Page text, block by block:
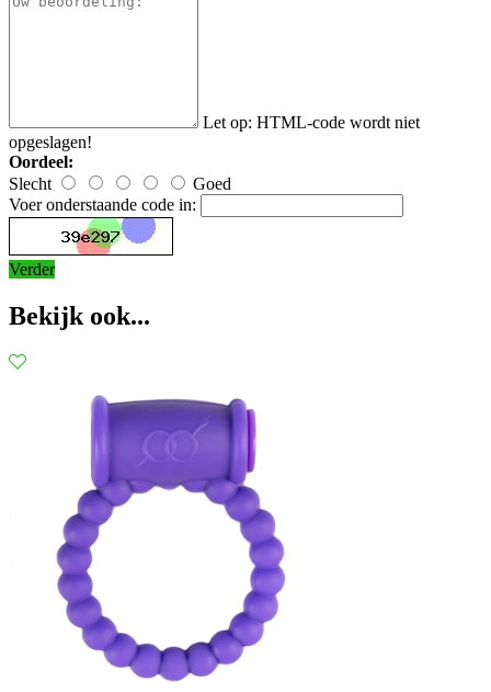
Let op: HTML-code wordt niet
opgeslagen!
Oordeel:
Slecht
Goed
Voer onderstaande code in:
Verder
Bekijk ook...